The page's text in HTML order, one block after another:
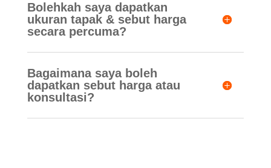
Bolehkah saya dapatkan
ukuran tapak & sebut harga
secara percuma?
Bagaimana saya boleh
dapatkan sebut harga atau
konsultasi?